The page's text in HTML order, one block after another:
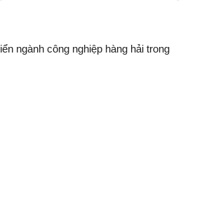
ngành công nghiệp hàng hải trong